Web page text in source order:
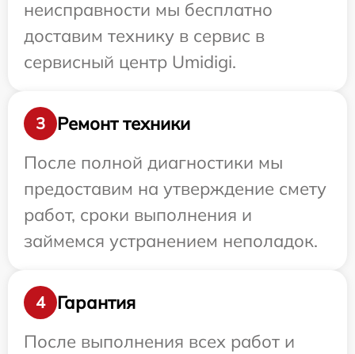
неисправности мы бесплатно
доставим технику в сервис в
сервисный центр Umidigi.
3
Ремонт техники
После полной диагностики мы
предоставим на утверждение смету
работ, сроки выполнения и
займемся устранением неполадок.
4
Гарантия
После выполнения всех работ и